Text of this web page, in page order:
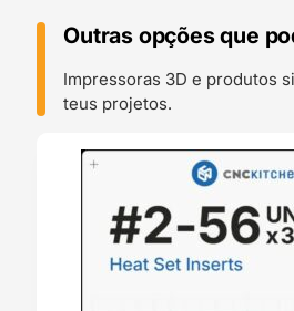
Outras opções que
Impressoras 3D e produtos
teus projetos.